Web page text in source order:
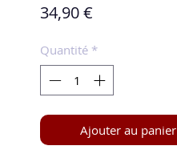
34,90 €
Quantité *
Ajouter au panier